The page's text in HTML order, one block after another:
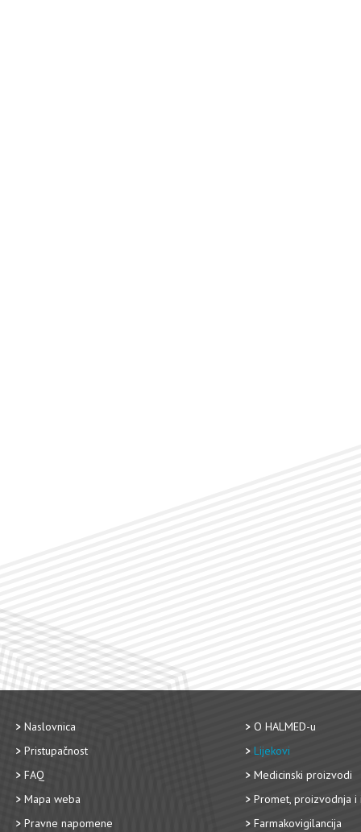
Naslovnica
Pristupačnost
FAQ
Mapa weba
Pravne napomene
O HALMED-u
Lijekovi
Medicinski proizvodi
Promet, proizvodnja i
Farmakovigilancija